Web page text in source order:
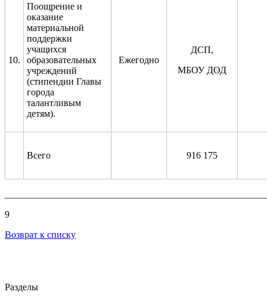
10.
Поощрение и
оказание
материальной
поддержки
учащихся
образовательных
учреждений
(стипендии Главы
города
талантливым
детям).
Ежегодно
ДСП,
МБОУ ДОД
Всего 916 175
9
Возврат к списку
Разделы